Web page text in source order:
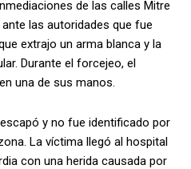
de las calles Mitre
las autoridades que fue
extrajo un arma blanca y la
Durante el forcejeo, el
una de sus manos.
y no fue identificado por
La víctima llegó al hospital
con una herida causada por